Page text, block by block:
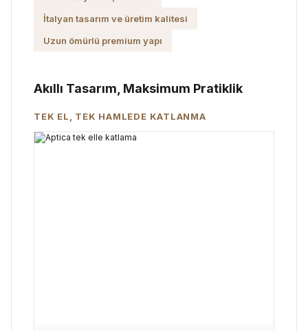
İtalyan tasarım ve üretim kalitesi
Uzun ömürlü premium yapı
Akıllı Tasarım, Maksimum Pratiklik
TEK EL, TEK HAMLEDE KATLANMA